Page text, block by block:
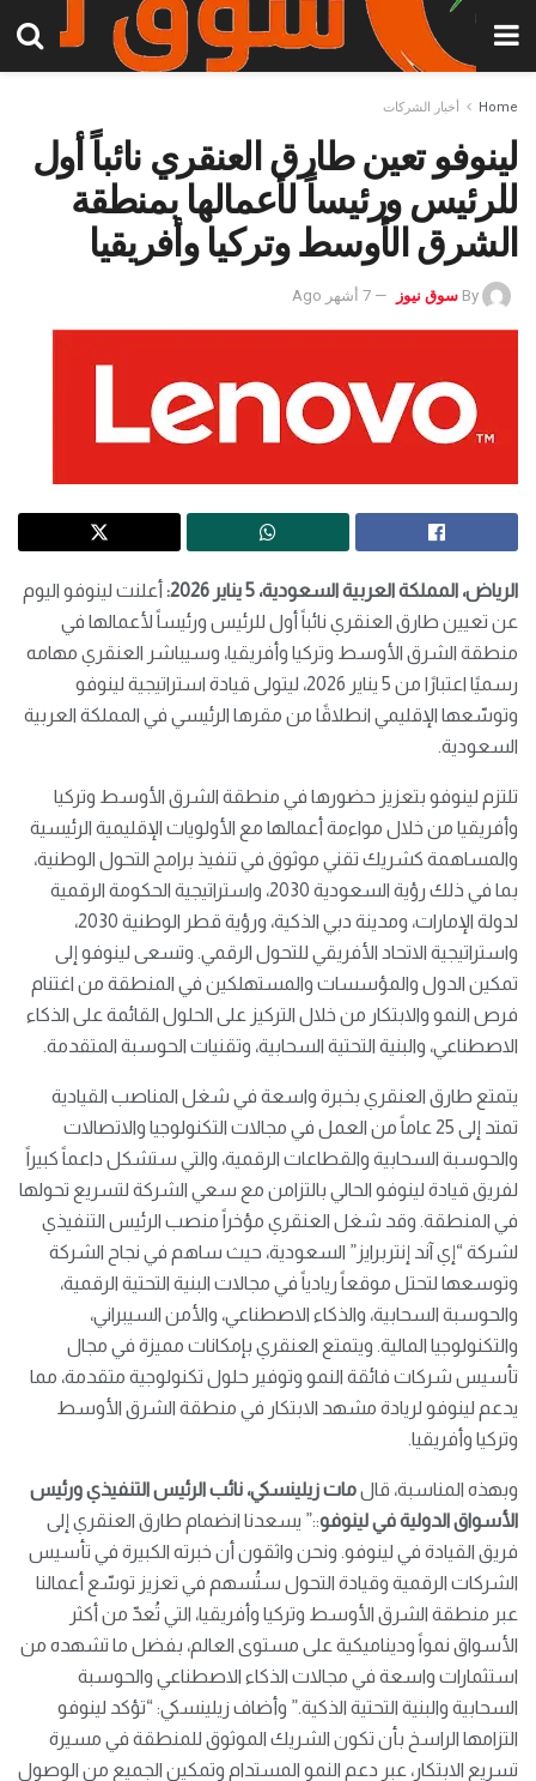
Home أخبار الشركات
لينوفو تعين طارق العنقري نائباً أول
للرئيس ورئيساً لأعمالها بمنطقة
الشرق الأوسط وتركيا وأفريقيا
By سوق نيوز 7 أشهر Ago
الرياض، المملكة العربية السعودية، 5 يناير 2026:
أعلنت لينوفو اليوم
عن تعيين طارق العنقري نائباً أول للرئيس ورئيساً لأعمالها في
منطقة الشرق الأوسط وتركيا وأفريقيا، وسيباشر العنقري مهامه
رسميًا اعتبارًا من 5 يناير 2026، ليتولى قيادة استراتيجية لينوفو
وتوسّعها الإقليمي انطلاقًا من مقرها الرئيسي في المملكة العربية
السعودية.
تلتزم لينوفو بتعزيز حضورها في منطقة الشرق الأوسط وتركيا
وأفريقيا من خلال مواءمة أعمالها مع الأولويات الإقليمية الرئيسية
والمساهمة كشريك تقني موثوق في تنفيذ برامج التحول الوطنية،
بما في ذلك رؤية السعودية 2030، واستراتيجية الحكومة الرقمية
لدولة الإمارات، ومدينة دبي الذكية، ورؤية قطر الوطنية 2030،
واستراتيجية الاتحاد الأفريقي للتحول الرقمي. وتسعى لينوفو إلى
تمكين الدول والمؤسسات والمستهلكين في المنطقة من اغتنام
فرص النمو والابتكار من خلال التركيز على الحلول القائمة على الذكاء
الاصطناعي، والبنية التحتية السحابية، وتقنيات الحوسبة المتقدمة.
يتمتع طارق العنقري بخبرة واسعة في شغل المناصب القيادية
تمتد إلى 25 عاماً من العمل في مجالات التكنولوجيا والاتصالات
والحوسبة السحابية والقطاعات الرقمية، والتي ستشكل داعماً كبيراً
لفريق قيادة لينوفو الحالي بالتزامن مع سعي الشركة لتسريع تحولها
في المنطقة. وقد شغل العنقري مؤخراً منصب الرئيس التنفيذي
لشركة “إي آند إنتربرايز” السعودية، حيث ساهم في نجاح الشركة
وتوسعها لتحتل موقعاً ريادياً في مجالات البنية التحتية الرقمية،
والحوسبة السحابية، والذكاء الاصطناعي، والأمن السيبراني،
والتكنولوجيا المالية. ويتمتع العنقري بإمكانات مميزة في مجال
تأسيس شركات فائقة النمو وتوفير حلول تكنولوجية متقدمة، مما
يدعم لينوفو لريادة مشهد الابتكار في منطقة الشرق الأوسط
وتركيا وأفريقيا.
وبهذه المناسبة، قالمات زيلينسكي، نائب الرئيس التنفيذي ورئيس
الأسواق الدولية في لينوفو::” يسعدنا انضمام طارق العنقري إلى
فريق القيادة في لينوفو. ونحن واثقون أن خبرته الكبيرة في تأسيس
الشركات الرقمية وقيادة التحول ستُسهم في تعزيز توسّع أعمالنا
عبر منطقة الشرق الأوسط وتركيا وأفريقيا، التي تُعدّ من أكثر
الأسواق نمواً وديناميكية على مستوى العالم، بفضل ما تشهده من
استثمارات واسعة في مجالات الذكاء الاصطناعي والحوسبة
السحابية والبنية التحتية الذكية.” وأضاف زيلينسكي: “تؤكد لينوفو
التزامها الراسخ بأن تكون الشريك الموثوق للمنطقة في مسيرة
تسريع الابتكار، عبر دعم النمو المستدام وتمكين الجميع من الوصول